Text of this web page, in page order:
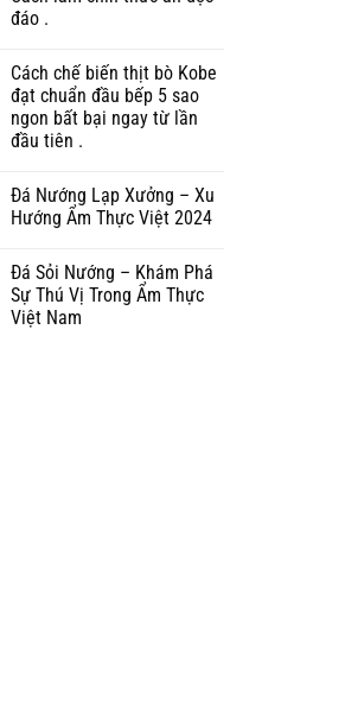
đáo .
Cách chế biến thịt bò Kobe
đạt chuẩn đầu bếp 5 sao
ngon bất bại ngay từ lần
đầu tiên .
Đá Nướng Lạp Xưởng – Xu
Hướng Ẩm Thực Việt 2024
Đá Sỏi Nướng – Khám Phá
Sự Thú Vị Trong Ẩm Thực
Việt Nam